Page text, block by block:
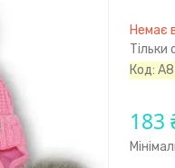
Немає
Тільки
Код:
183